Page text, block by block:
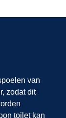
van
zodat dit
toilet kan